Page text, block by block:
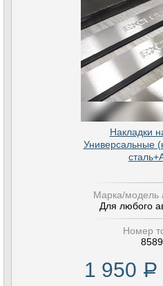
Накладки
Универсальные
Марка/модель
Для любого
Номер
1 950 Р